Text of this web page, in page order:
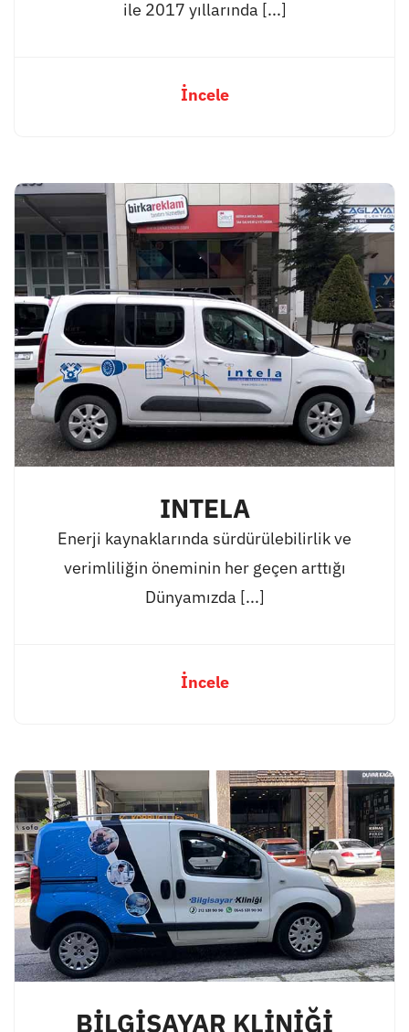
ile 2017 yıllarında [...]
İncele
INTELA
Enerji kaynaklarında sürdürülebilirlik ve
verimliliğin öneminin her geçen arttığı
Dünyamızda [...]
İncele
BİLGİSAYAR KLİNİĞİ